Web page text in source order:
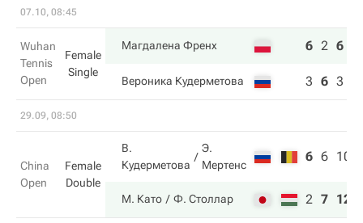
07.10, 08:45
Wuhan
Tennis
Open
Female
Single
Магдалена Френх 6 2 6
Вероника Кудерметова 3 6 3
29.09, 08:50
China
Open
Female
Double
В.
Кудерметова
Э.
Мертенс
6 6 10
М. Като Ф. Столлар 2 7 12